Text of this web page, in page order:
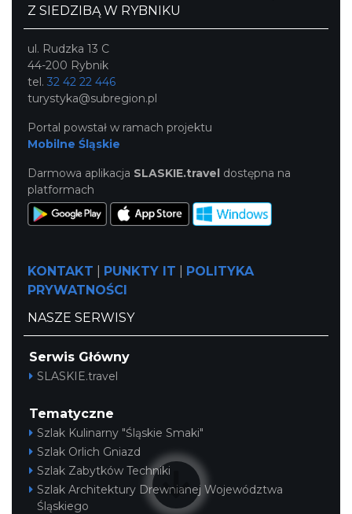
Z SIEDZIBĄ W RYBNIKU
ul. Rudzka 13 C
44-200 Rybnik
tel. 32 42 22 446
turystyka@subregion.pl
Portal powstał w ramach projektu
Mobilne Śląskie
Darmowa aplikacja SLASKIE.travel dostępna na
platformach
KONTAKT PUNKTY IT
POLITYKA
PRYWATNOŚCI
NASZE SERWISY
Serwis Główny
SLASKIE.travel
Tematyczne
Szlak Kulinarny "Śląskie Smaki"
Szlak Orlich Gniazd
Szlak Zabytków Techniki
Szlak Architektury Drewnianej Województwa
Śląskiego